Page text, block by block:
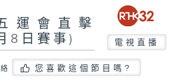
運會直擊
8日賽事)
電視直播
您喜歡這個節目嗎?